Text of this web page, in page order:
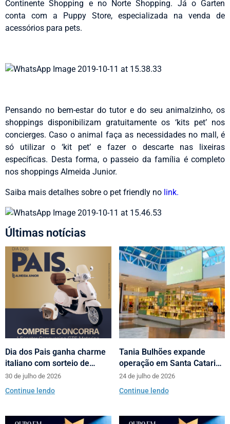
Continente Shopping e no Norte Shopping. Já o Garten
conta com a Puppy Store, especializada na venda de
acessórios para pets.
Pensando no bem-estar do tutor e do seu animalzinho, os
shoppings disponibilizam gratuitamente os ‘kits pet’ nos
concierges. Caso o animal faça as necessidades no mall, é
só utilizar o ‘kit pet’ e fazer o descarte nas lixeiras
específicas. Desta forma, o passeio da família é completo
nos shoppings Almeida Junior.
Saiba mais detalhes sobre o pet friendly no link.
Últimas notícias
Dia dos Pais ganha charme
italiano com sorteio de
scooters Motorino pela
Almeida Junior
30 de julho de 2026
Continue lendo
Tania Bulhões expande
operação em Santa Catarina
com loja no Neumarkt
Shopping
24 de julho de 2026
Continue lendo